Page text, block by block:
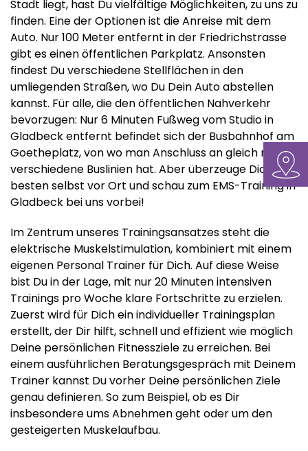
Stadt liegt, hast Du vielfältige Möglichkeiten, zu uns zu
finden. Eine der Optionen ist die Anreise mit dem
Auto. Nur 100 Meter entfernt in der Friedrichstrasse
gibt es einen öffentlichen Parkplatz. Ansonsten
findest Du verschiedene Stellflächen in den
umliegenden Straßen, wo Du Dein Auto abstellen
kannst. Für alle, die den öffentlichen Nahverkehr
bevorzugen: Nur 6 Minuten Fußweg vom Studio in
Gladbeck entfernt befindet sich der Busbahnhof am
Goetheplatz, von wo man Anschluss an gleich neun
verschiedene Buslinien hat. Aber überzeuge Dich am
besten selbst vor Ort und schau zum EMS-Training in
Gladbeck bei uns vorbei!
Im Zentrum unseres Trainingsansatzes steht die
elektrische Muskelstimulation, kombiniert mit einem
eigenen Personal Trainer für Dich. Auf diese Weise
bist Du in der Lage, mit nur 20 Minuten intensiven
Trainings pro Woche klare Fortschritte zu erzielen.
Zuerst wird für Dich ein individueller Trainingsplan
erstellt, der Dir hilft, schnell und effizient wie möglich
Deine persönlichen Fitnessziele zu erreichen. Bei
einem ausführlichen Beratungsgespräch mit Deinem
Trainer kannst Du vorher Deine persönlichen Ziele
genau definieren. So zum Beispiel, ob es Dir
insbesondere ums Abnehmen geht oder um den
gesteigerten Muskelaufbau.